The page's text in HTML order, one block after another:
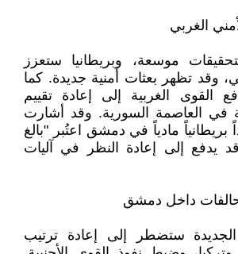
موسعة، وبريطانيا ستعزز
وقد تظهر بعثات أمنية جديدة. كما
القوى الغربية إلى إعادة تقييم
في العاصمة السورية. وقد أشارت
بريطانياً مادياً في دمشق اعتُبر "بالغ
يدفع إلى إعادة النظر في آليات
ستضطر إلى إعادة ترتيب